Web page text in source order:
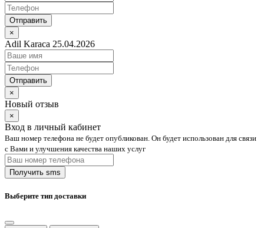
Отправить
×
Adil Karaca 25.04.2026
Отправить
×
Новый отзыв
×
Вход в личный кабинет
Ваш номер телефона не будет опубликован. Он будет использован для связи
с Вами и улучшения качества наших услуг
Выберите тип доставки